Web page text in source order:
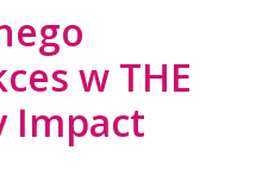
w THE
Impact